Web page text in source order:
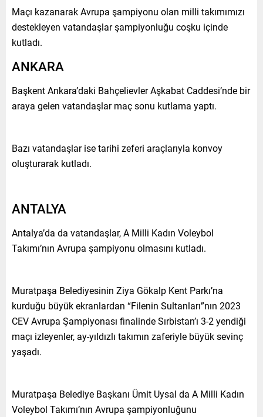
Maçı kazanarak Avrupa şampiyonu olan milli takımımızı
destekleyen vatandaşlar şampiyonluğu coşku içinde
kutladı.
ANKARA
Başkent Ankara’daki Bahçelievler Aşkabat Caddesi’nde bir
araya gelen vatandaşlar maç sonu kutlama yaptı.
Bazı vatandaşlar ise tarihi zeferi araçlarıyla konvoy
oluşturarak kutladı.
ANTALYA
Antalya’da da vatandaşlar, A Milli Kadın Voleybol
Takımı’nın Avrupa şampiyonu olmasını kutladı.
Muratpaşa Belediyesinin Ziya Gökalp Kent Parkı’na
kurduğu büyük ekranlardan “Filenin Sultanları”nın 2023
CEV Avrupa Şampiyonası finalinde Sırbistan’ı 3-2 yendiği
maçı izleyenler, ay-yıldızlı takımın zaferiyle büyük sevinç
yaşadı.
Muratpaşa Belediye Başkanı Ümit Uysal da A Milli Kadın
Voleybol Takımı’nın Avrupa şampiyonluğunu